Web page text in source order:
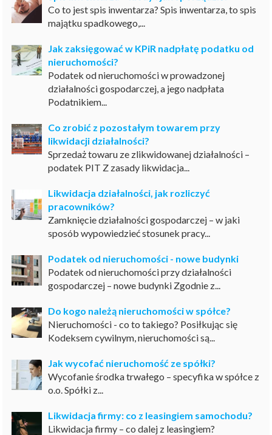
Co to jest spis inwentarza? Spis inwentarza, to spis
majątku spadkowego,...
Jak zaksięgować w KPiR nadpłatę podatku od
nieruchomości?
Podatek od nieruchomości w prowadzonej
działalności gospodarczej, a jego nadpłata
Podatnikiem...
Co zrobić z pozostałym towarem przy
likwidacji działalności?
Sprzedaż towaru ze zlikwidowanej działalności –
podatek PIT Z zasady likwidacja...
Likwidacja działalności, jak rozliczyć
pracowników?
Zamknięcie działalności gospodarczej – w jaki
sposób wypowiedzieć stosunek pracy...
Podatek od nieruchomości - nowe budynki
Podatek od nieruchomości przy działalności
gospodarczej – nowe budynki Zgodnie z...
Do kogo należą nieruchomości w spółce?
Nieruchomości - co to takiego? Posiłkując się
Kodeksem cywilnym, nieruchomości są...
Jak wycofać nieruchomość ze spółki?
Wycofanie środka trwałego – specyfika w spółce z
o.o. Spółki z...
Likwidacja firmy: co z leasingiem samochodu?
Likwidacja firmy – co dalej z leasingiem?